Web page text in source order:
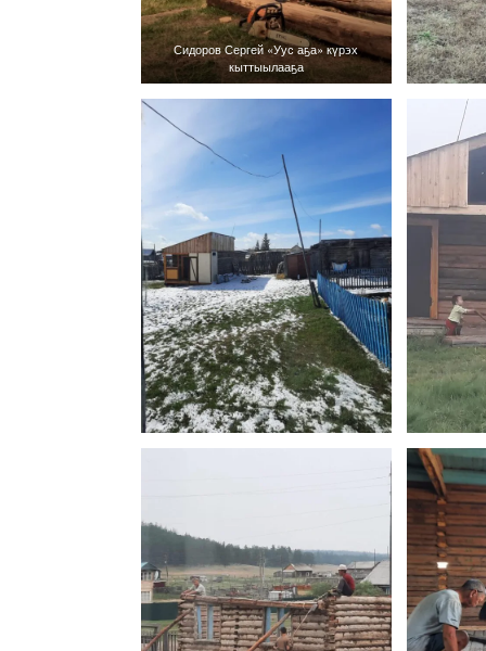
Сидоров Сергей «Уус аҕа» күрэх
кыттыылааҕа